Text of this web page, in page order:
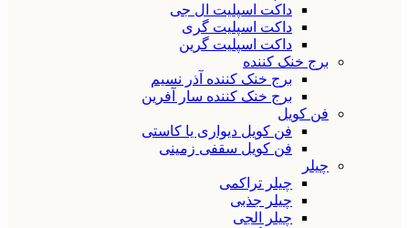
داکت اسپلیت ال جی
داکت اسپلیت گری
داکت اسپلیت گرین
برج خنک کننده
برج خنک کننده آذر نسیم
برج خنک کننده سار آفرین
فن کویل
فن کویل دیواری یا کاستی
فن کویل سقفی زمینی
چیلر
چیلر تراکمی
چیلر جذبی
چیلر الجی